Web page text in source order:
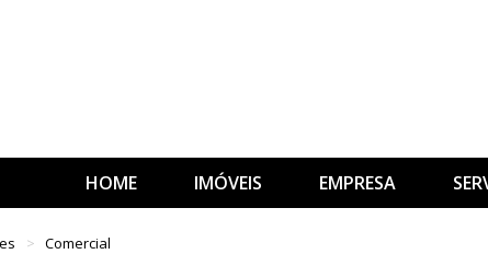
HOME IMÓVEIS EMPRESA
Comercial